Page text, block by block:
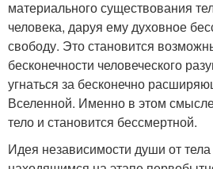
материального существования
человека, даруя ему духовное
свободу. Это становится
бесконечности человеческого
угнать­ся за бесконечно
Вселенной. Имен­но в этом
тело и становится бессмертной.
Идея независимости души от